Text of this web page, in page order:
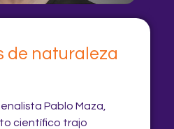
de naturaleza
Pablo Maza,
científico trajo